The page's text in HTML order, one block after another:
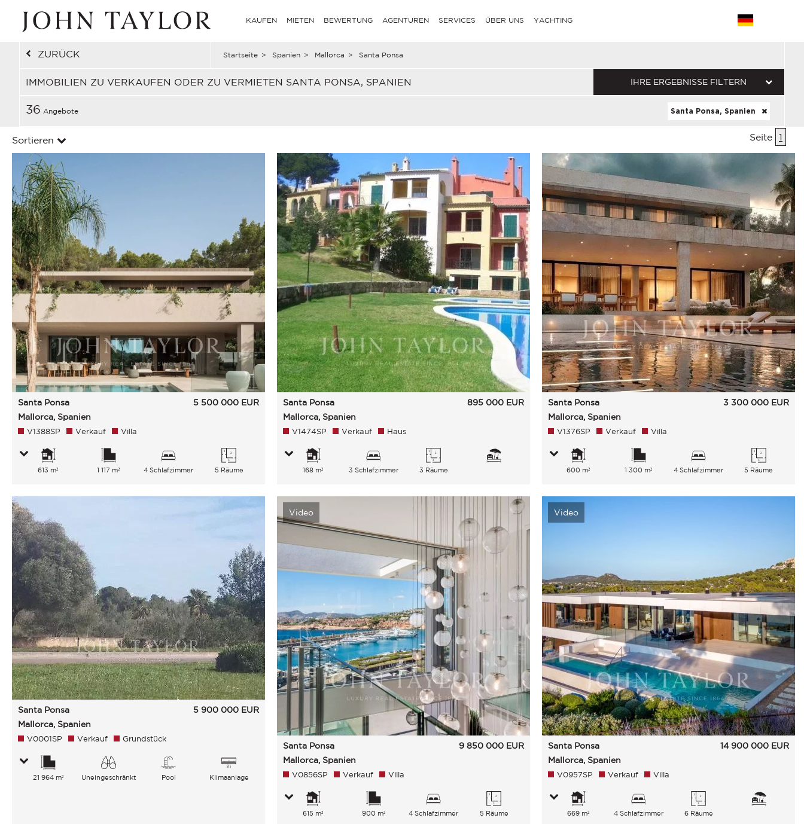
KAUFEN MIETEN BEWERTUNG AGENTUREN SERVICES ÜBER UNS YACHTING
ZURÜCK Startseite > Spanien > Mallorca > Santa Ponsa
IMMOBILIEN ZU VERKAUFEN ODER ZU VERMIETEN SANTA PONSA, SPANIEN IHRE ERGEBNISSE FILTERN
36 Angebote Santa Ponsa, Spanien
Sortieren Seite 1
Santa Ponsa
Mallorca, Spanien
5 500 000 EUR
V1388SP Verkauf Villa
613 m² 1 117 m² 4 Schlafzimmer 5 Räume
Santa Ponsa
Mallorca, Spanien
895 000 EUR
V1474SP Verkauf Haus
168 m² 3 Schlafzimmer 3 Räume
Santa Ponsa
Mallorca, Spanien
3 300 000 EUR
V1376SP Verkauf Villa
600 m² 1 300 m² 4 Schlafzimmer 5 Räume
Santa Ponsa
Mallorca, Spanien
5 900 000 EUR
V0001SP Verkauf Grundstück
21 964 m² Uneingeschränkt Pool Klimaanlage
Video
Santa Ponsa
Mallorca, Spanien
9 850 000 EUR
V0856SP Verkauf Villa
615 m² 900 m² 4 Schlafzimmer 5 Räume
Video
Santa Ponsa
Mallorca, Spanien
14 900 000 EUR
V0957SP Verkauf Villa
669 m² 4 Schlafzimmer 6 Räume